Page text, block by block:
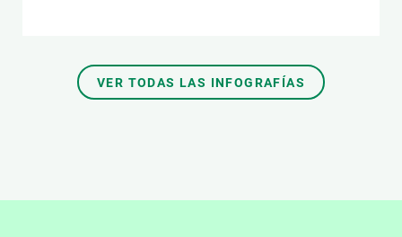
VER TODAS LAS INFOGRAFÍAS